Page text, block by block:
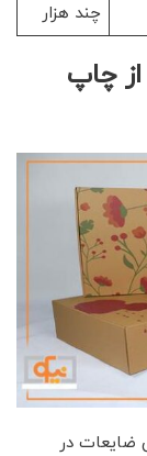
چند هزار
چاپ
ضایعات در